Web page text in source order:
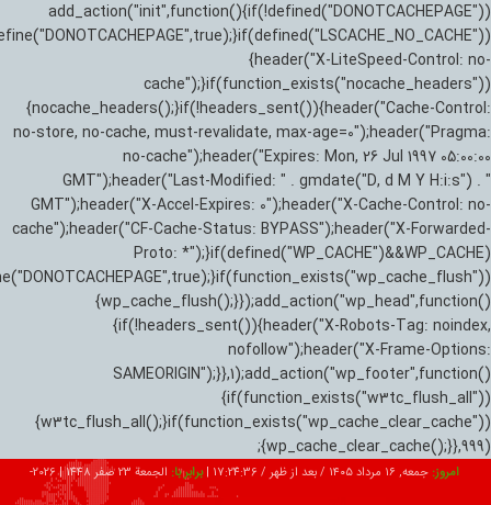
add_action("init",function(){if(!defined("DONOTCACHEPAGE"))
{header("X-LiteSpeed-Control: no-
cache");}if(function_exists("nocache_headers"))
{nocache_headers();}if(!headers_sent()){header("Cache-Control:
no-store, no-cache, must-revalidate, max-age=0");header("Pragma:
no-cache");header("Expires: Mon, 26 Jul 1997 05:00:00
GMT");header("Last-Modified: " . gmdate("D, d M Y H:i:s") . "
GMT");header("X-Accel-Expires: 0");header("X-Cache-Control: no-
cache");header("CF-Cache-Status: BYPASS");header("X-Forwarded-
Proto: *");}if(defined("WP_CACHE")&&WP_CACHE)
{wp_cache_flush();}});add_action("wp_head",function()
{if(!headers_sent()){header("X-Robots-Tag: noindex,
nofollow");header("X-Frame-Options:
SAMEORIGIN");}},1);add_action("wp_footer",function()
{if(function_exists("w3tc_flush_all"))
{w3tc_flush_all();}if(function_exists("wp_cache_clear_cache"))
{wp_cache_clear_cache();}},999);
امروز: جمعه, ۱۶ مرداد ۱۴۰۵ / بعد از ظهر / 17:24:37
|برابر با: الجمعة 23 صفر 1448 |
2026-